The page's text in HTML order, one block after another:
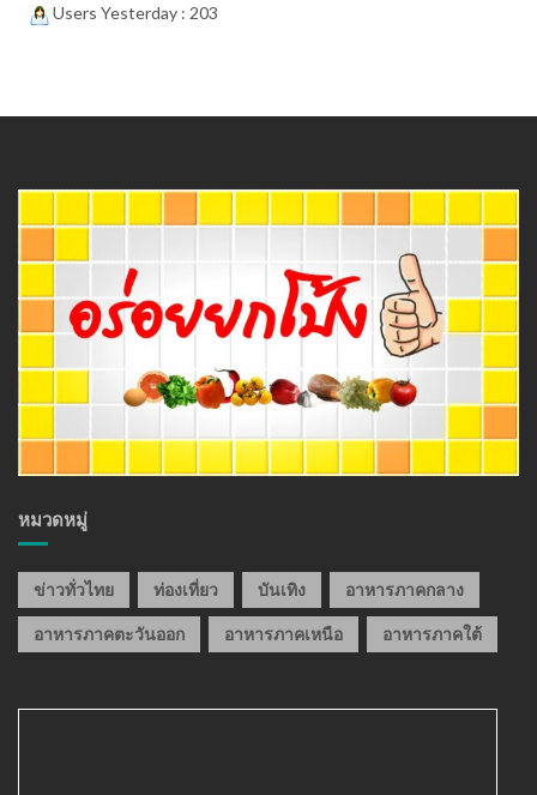
Users Yesterday : 203
หมวดหมู่
ข่าวทั่วไทย ท่องเที่ยว บันเทิง อาหารภาคกลาง
อาหารภาคตะวันออก อาหารภาคเหนือ อาหารภาคใต้